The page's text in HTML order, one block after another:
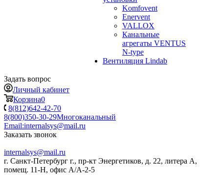
Komfovent
Enervent
VALLOX
Канальные
агрегаты VENTUS
N-type
Вентиляция Lindab
Задать вопрос
Личный кабинет
Корзина0
8(812)642-42-70
8(800)350-30-29Многоканальный
Email:internalsys@mail.ru
Заказать звонок
internalsys@mail.ru
г. Санкт-Петербург г., пр-кт Энергетиков, д. 22, литера А,
помещ. 11-Н, офис А/А-2-5